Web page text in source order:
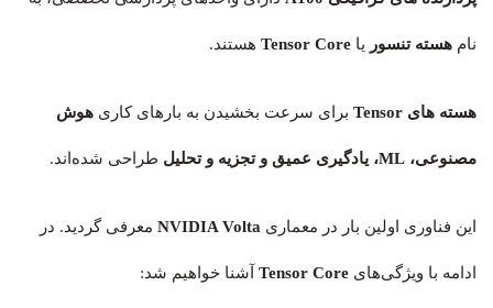
نام هسته تنسور یا Tensor Core هستند.
هسته های Tensor برای سرعت بخشیدن به بارهای کاری هوش
مصنوعی، ML، یادگیری عمیق و تجزیه و تحلیل طراحی شده‌اند.
این فناوری اولین بار در معماری NVIDIA Volta معرفی گردید. در
ادامه با ویژگی‌های Tensor Core آشنا خواهیم شد: